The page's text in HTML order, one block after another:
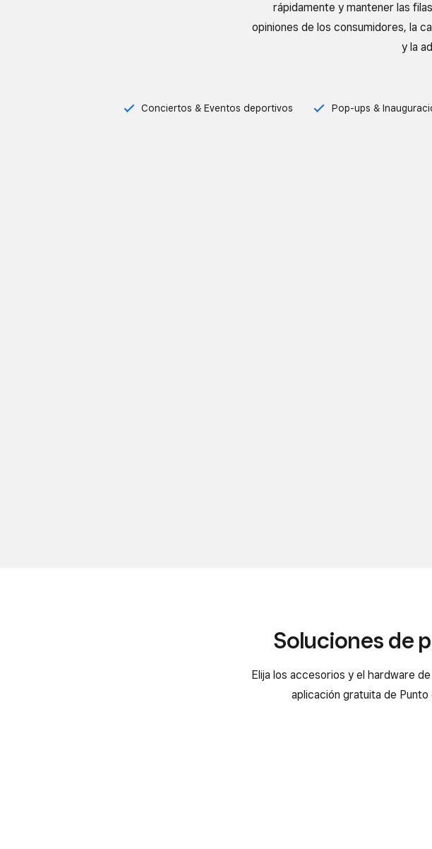
rápidamente y mantener las
opiniones de los consumidores, la
y la
Conciertos & Eventos deportivos Pop-ups &
Soluciones de
Elija los accesorios y el hardware
aplicación gratuita de